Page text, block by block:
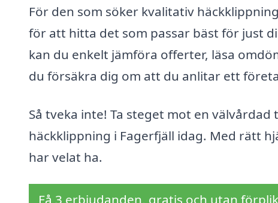
För den som söker kvalitativ
för att hitta det som passar bäst för just
kan du enkelt jämföra offerter, läsa
du försäkra dig om att du anlitar ett
Så tveka inte! Ta steget mot en
häckklippning i Fagerfjäll idag. Med rätt
har velat ha.
Få 3 erbjudanden, gratis och utan